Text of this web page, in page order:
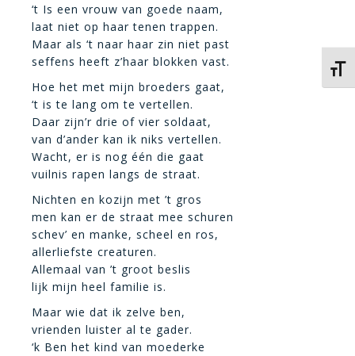
‘t Is een vrouw van goede naam,
laat niet op haar tenen trappen.
Maar als ‘t naar haar zin niet past
seffens heeft z’haar blokken vast.
Hoe het met mijn broeders gaat,
‘t is te lang om te vertellen.
Daar zijn’r drie of vier soldaat,
van d’ander kan ik niks vertellen.
Wacht, er is nog één die gaat
vuilnis rapen langs de straat.
Nichten en kozijn met ’t gros
men kan er de straat mee schuren
schev’ en manke, scheel en ros,
allerliefste creaturen.
Allemaal van ’t groot beslis
lijk mijn heel familie is.
Maar wie dat ik zelve ben,
vrienden luister al te gader.
‘k Ben het kind van moederke